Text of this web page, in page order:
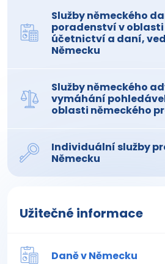
Služby německého
poradenství v oblasti
účetnictví a daní,
Německu
Služby německého
vymáhání
oblasti německého
Individuální služby
Německu
Užitečné informace
Daně v Německu